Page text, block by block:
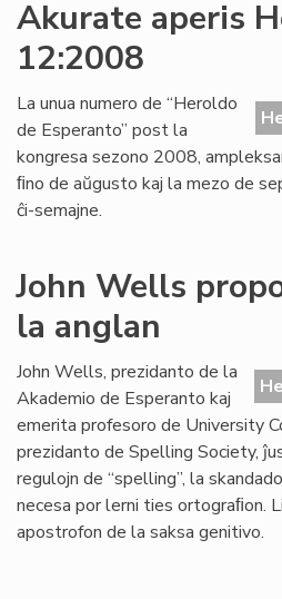
Akurate aperis
12:2008
La unua numero de “Heroldo
de Esperanto” post la
kongresa sezono 2008,
ﬁno de aŭgusto kaj la mezo de
ĉi-semajne.
John Wells
la anglan
John Wells, prezidanto de la
Akademio de Esperanto kaj
emerita profesoro de University
prezidanto de Spelling Society,
regulojn de “spelling”, la
necesa por lerni ties ortograﬁon.
apostrofon de la saksa genitivo.